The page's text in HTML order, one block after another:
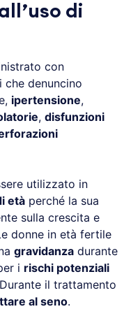
di
con
denuncino
ipertensione,
, disfunzioni
utilizzato in
età perché la sua
sulla crescita e
donne in età fertile
gravidanza durante
i rischi potenziali
il trattamento
al seno.